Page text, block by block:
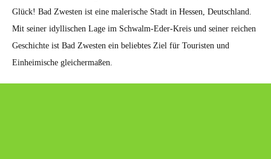
Glück! Bad Zwesten ist eine malerische Stadt in Hessen, Deutschland.
Mit seiner idyllischen Lage im Schwalm-Eder-Kreis und seiner reichen
Geschichte ist Bad Zwesten ein beliebtes Ziel für Touristen und
Einheimische gleichermaßen.